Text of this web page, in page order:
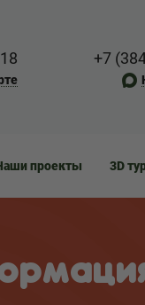
+7
проекты 3D